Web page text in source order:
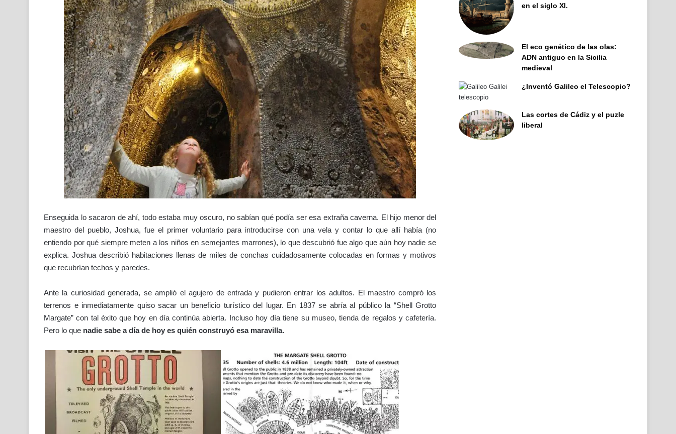
Enseguida lo sacaron de ahí, todo estaba muy oscuro, no sabían qué podía ser esa extraña caverna. El hijo menor del
maestro del pueblo, Joshua, fue el primer voluntario para introducirse con una vela y contar lo que allí había (no
entiendo por qué siempre meten a los niños en semejantes marrones), lo que descubrió fue algo que aún hoy nadie se
explica. Joshua describió habitaciones llenas de miles de conchas cuidadosamente colocadas en formas y motivos
que recubrían techos y paredes.
Ante la curiosidad generada, se amplió el agujero de entrada y pudieron entrar los adultos. El maestro compró los
terrenos e inmediatamente quiso sacar un beneficio turístico del lugar. En 1837 se abría al público la “Shell Grotto
Margate” con tal éxito que hoy en día continúa abierta. Incluso hoy día tiene su museo, tienda de regalos y cafetería.
Pero lo que nadie sabe a día de hoy es quién construyó esa maravilla.
en el siglo XI.
El eco genético de las olas:
ADN antiguo en la Sicilia
medieval
¿Inventó Galileo el Telescopio?
Las cortes de Cádiz y el puzle
liberal